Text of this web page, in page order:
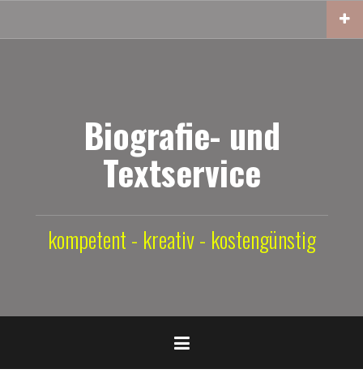
Biografie- und
Textservice
kompetent - kreativ - kostengünstig